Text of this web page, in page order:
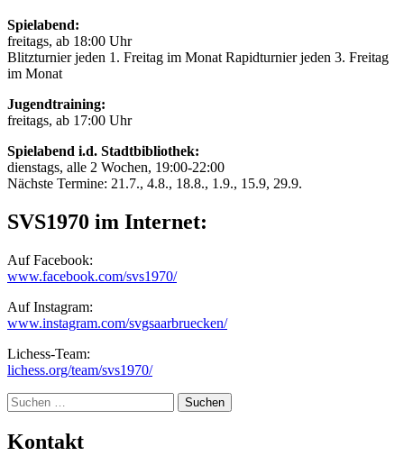
Spielabend:
freitags, ab 18:00 Uhr
Blitzturnier jeden 1. Freitag im Monat Rapidturnier jeden 3. Freitag
im Monat
Jugendtraining:
freitags, ab 17:00 Uhr
Spielabend i.d. Stadtbibliothek:
dienstags, alle 2 Wochen, 19:00-22:00
Nächste Termine: 21.7., 4.8., 18.8., 1.9., 15.9, 29.9.
SVS1970 im Internet:
Auf Facebook:
www.facebook.com/svs1970/
Auf Instagram:
www.instagram.com/svgsaarbruecken/
Lichess-Team:
lichess.org/team/svs1970/
Suche
Kontakt